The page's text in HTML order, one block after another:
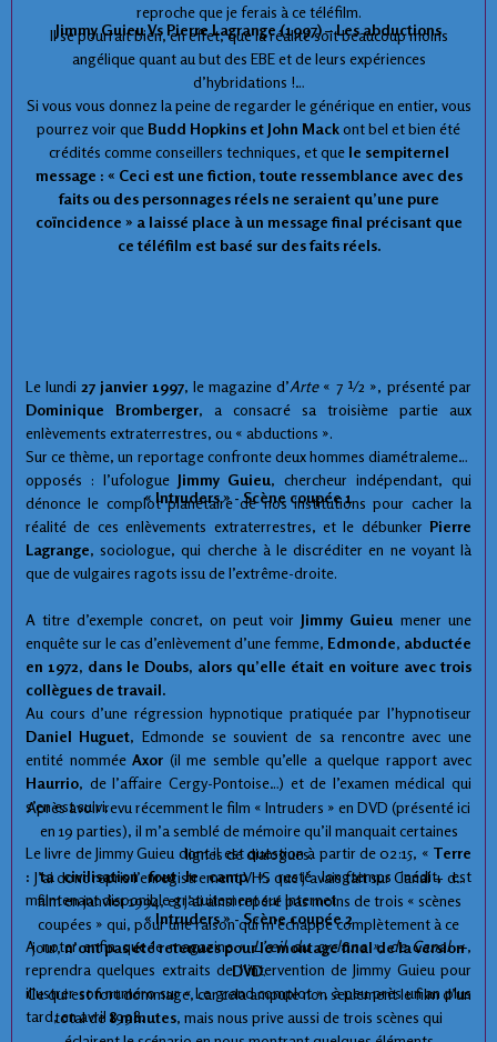
reproche que je ferais à ce téléfilm.
Il se pourrait bien, en effet, que la réalité soit beaucoup moins
angélique quant au but des EBE et de leurs expériences
d’hybridations !…
Si vous vous donnez la peine de regarder le générique en entier, vous
pourrez voir que Budd Hopkins et John Mackont bel et bien été
crédités comme conseillers techniques, et que le sempiternel
message : « Ceci est une fiction, toute ressemblance avec des
faits ou des personnages réels ne seraient qu’une pure
coïncidence » a laissé place à un message final précisant que
ce téléfilm est basé sur des faits réels.
Jimmy Guieu Vs Pierre Lagrange (1997) – Les abductions
Le lundi 27 janvier 1997, le magazine d’Arte« 7 ½ », présenté par
Dominique Bromberger, a consacré sa troisième partie aux
enlèvements extraterrestres, ou « abductions ».
Sur ce thème, un reportage confronte deux hommes diamétralement
opposés : l’ufologue Jimmy Guieu, chercheur indépendant, qui
dénonce le complot planétaire de nos institutions pour cacher la
réalité de ces enlèvements extraterrestres, et le débunker Pierre
Lagrange, sociologue, qui cherche à le discréditer en ne voyant là
que de vulgaires ragots issu de l’extrême-droite.
A titre d’exemple concret, on peut voir Jimmy Guieu mener une
enquête sur le cas d’enlèvement d’une femme, Edmonde, abductée
en 1972, dans le Doubs, alors qu’elle était en voiture avec trois
collègues de travail.
Au cours d’une régression hypnotique pratiquée par l’hypnotiseur
Daniel Huguet, Edmonde se souvient de sa rencontre avec une
entité nommée Axor (il me semble qu’elle a quelque rapport avec
Haurrio, de l’affaire Cergy-Pontoise…) et de l’examen médical qui
s’en est suivi.
Le livre de Jimmy Guieu dont il est question à partir de 02:15, « Terre
: ta civilisation fout le camp», resté longtemps inédit, est
maintenant disponible gratuitement sur Internet.
A noter enfin que le magazine «L’œil du cyclone », de Canal +,
reprendra quelques extraits de l’intervention de Jimmy Guieu pour
illustrer son numéro sur « Le grand complot », à peu près un an plus
tard, en avril 1998.
« Intruders » - Scène coupée 1
Après avoir revu récemment le film « Intruders » en DVD (présenté ici
en 19 parties), il m’a semblé de mémoire qu’il manquait certaines
lignes de dialogues.
J’ai donc repris l’enregistrement VHS que j’avais fait sur Canal + du
film en janvier 1994, et j’ai ainsi repéré pas moins de trois « scènes
coupées » qui, pour une raison qui m’échappe complètement à ce
jour,n’ont pas été retenues pour le montage final de la version
DVD.
Ce qui est fort dommage, car cela ampute non seulement le film d’un
total de 8 minutes, mais nous prive aussi de trois scènes qui
« Intruders » - Scène coupée 2